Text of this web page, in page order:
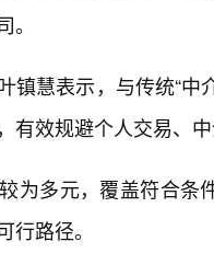
镇慧表示，与传统“
有效规避个人交易、
为多元，覆盖符合
行路径。